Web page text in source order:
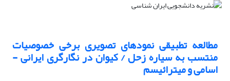
مطالعه تطبیقی نمودهای تصویری برخی خصوصیات
منتسب به سیاره زحل / کیوان در نگارگری ایرانی -
اسامی و میترائیسم